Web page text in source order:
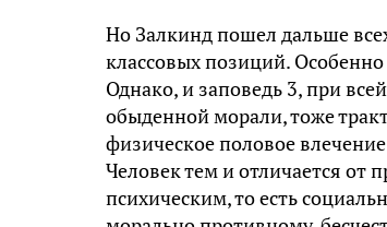
Но Залкинд пошел дальше
классовых позиций.
Однако, и заповедь 3, при
обыденной морали, тоже
физическое половое
Человек тем и отличается от
психическим, то есть